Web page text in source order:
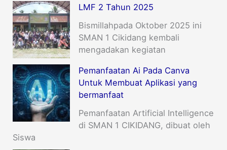
LMF 2 Tahun 2025
Bismillahpada Oktober 2025 ini
SMAN 1 Cikidang kembali
mengadakan kegiatan
Pemanfaatan Ai Pada Canva
Untuk Membuat Aplikasi yang
bermanfaat
Pemanfaatan Artificial Intelligence
di SMAN 1 CIKIDANG, dibuat oleh
Siswa